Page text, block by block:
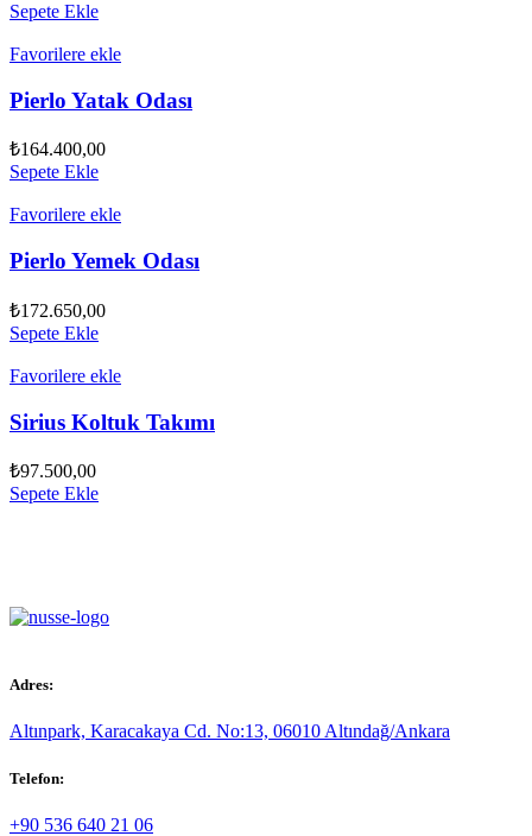
Sepete Ekle
Favorilere ekle
Pierlo Yatak Odası
₺164.400,00
Sepete Ekle
Favorilere ekle
Pierlo Yemek Odası
₺172.650,00
Sepete Ekle
Favorilere ekle
Sirius Koltuk Takımı
₺97.500,00
Sepete Ekle
Adres:
Altınpark, Karacakaya Cd. No:13, 06010 Altındağ/Ankara
Telefon:
+90 536 640 21 06